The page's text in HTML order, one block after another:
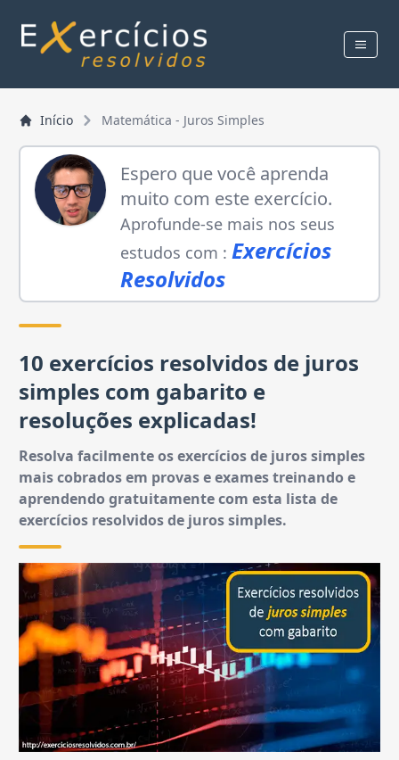
Início Matemática - Juros Simples
Espero que você aprenda
muito com este exercício.
Aprofunde-se mais nos seus
estudos com :Exercícios
Resolvidos
10 exercícios resolvidos de juros
simples com gabarito e
resoluções explicadas!
Resolva facilmente os exercícios de juros simples
mais cobrados em provas e exames treinando e
aprendendo gratuitamente com esta lista de
exercícios resolvidos de juros simples.